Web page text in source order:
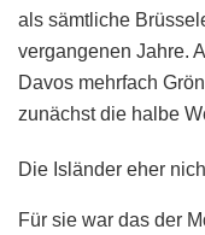
als sämtliche
vergangenen Jahre.
Davos mehrfach
zunächst die halbe
Die Isländer eher
Für sie war das der